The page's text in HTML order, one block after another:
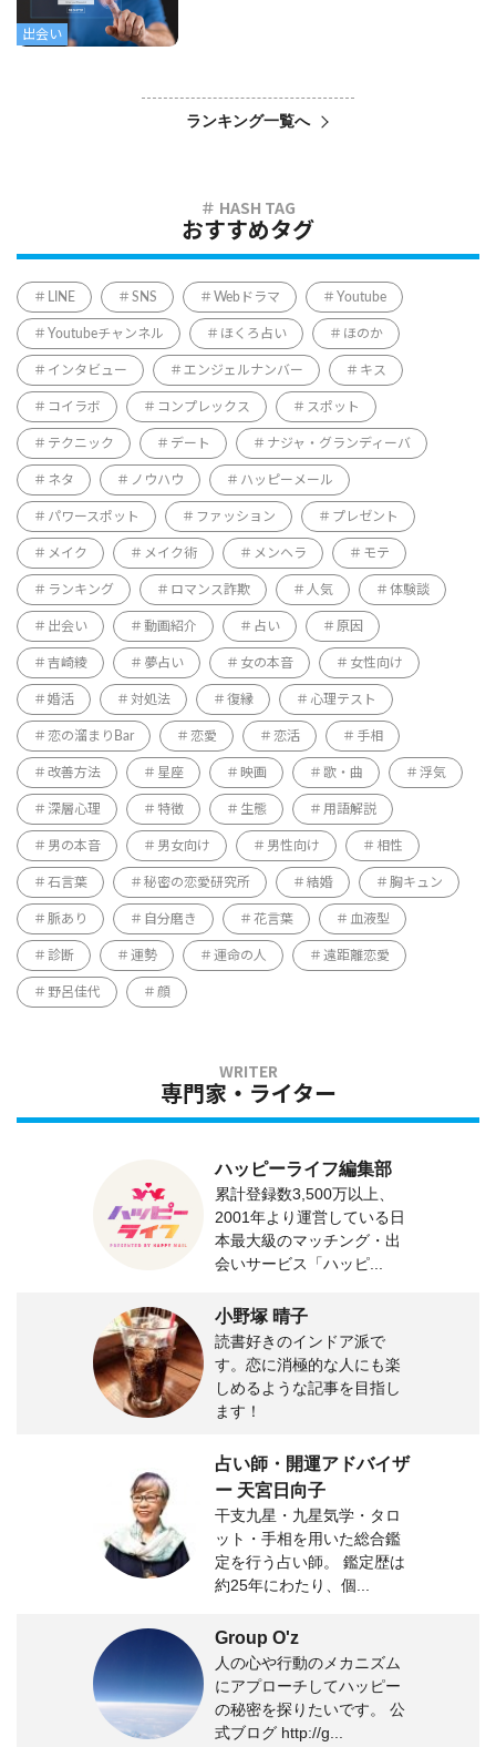
出会い
ランキング一覧へ
おすすめタグ
LINE SNS Webドラマ Youtube
Youtubeチャンネル ほくろ占い ほのか
インタビュー エンジェルナンバー キス
コイラボ コンプレックス スポット
テクニック デート ナジャ・グランディーバ
ネタ ノウハウ ハッピーメール
パワースポット ファッション プレゼント
メイク メイク術 メンヘラ モテ
ランキング ロマンス詐欺 人気 体験談
出会い 動画紹介 占い 原因
吉崎綾 夢占い 女の本音 女性向け
婚活 対処法 復縁 心理テスト
恋の溜まりBar 恋愛 恋活 手相
改善方法 星座 映画 歌・曲 浮気
深層心理 特徴 生態 用語解説
男の本音 男女向け 男性向け 相性
石言葉 秘密の恋愛研究所 結婚 胸キュン
脈あり 自分磨き 花言葉 血液型
診断 運勢 運命の人 遠距離恋愛
野呂佳代 顔
専門家・ライター
ハッピーライフ編集部
累計登録数3,500万以上、
2001年より運営している日
本最大級のマッチング・出
会いサービス「ハッピ...
小野塚 晴子
読書好きのインドア派で
す。恋に消極的な人にも楽
しめるような記事を目指し
ます！
占い師・開運アドバイザ
ー 天宮日向子
干支九星・九星気学・タロ
ット・手相を用いた総合鑑
定を行う占い師。 鑑定歴は
約25年にわたり、個...
Group O'z
人の心や行動のメカニズム
にアプローチしてハッピー
の秘密を探りたいです。 公
式ブログ http://g...